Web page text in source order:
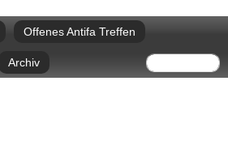
zum
Offenes Antifa Treffen
Archiv Suche